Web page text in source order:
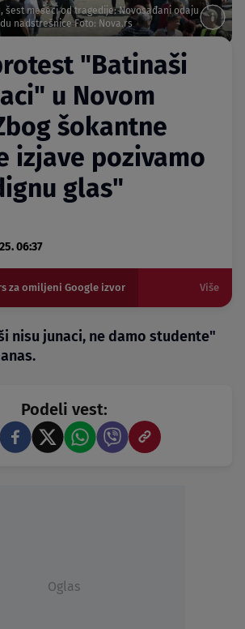
šest meseci od tragedije: Novosađani odaju
nadstrešnice Foto: Nova.rs
"Batinaši
u Novom
šokantne
izjave pozivamo
glas"
06:37
za omiljeni Google izvor Više
nisu junaci, ne damo studente"
Podeli vest:
Oglas